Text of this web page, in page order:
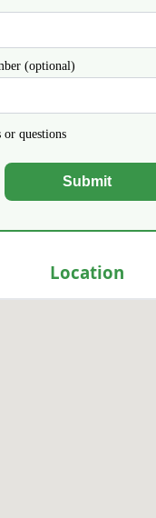
(optional)
questions
Submit
Location